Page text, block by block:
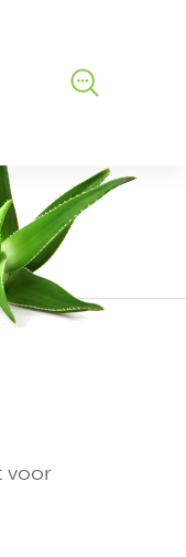
voor